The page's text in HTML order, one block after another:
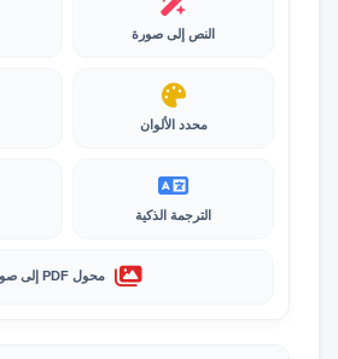
النص إلى صورة
محدد الألوان
الترجمة الذكية
محول PDF إلى صور